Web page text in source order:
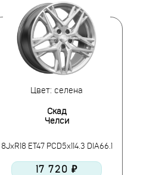
Цвет: селена
Скад
Челси
8JxR18 ET47 PCD5x114.3 DIA66.1
17 720 ₽